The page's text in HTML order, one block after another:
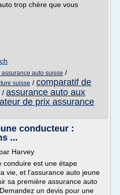
trop chère que vous
auto suisse /
suisse / comparatif de
/ assurance auto aux
de prix assurance
conducteur :
...
Harvey
conduire est une étape
vie, et l'assurance auto jeune
sa première assurance auto
un devis pour une